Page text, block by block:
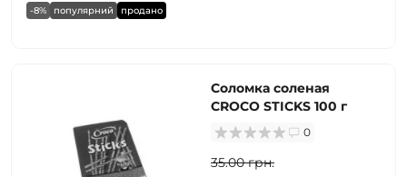
-8% популярний продано
Соломка соленая
CROCO STICKS 100 г
0
35.00 грн.